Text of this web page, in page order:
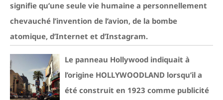
signifie qu’une seule vie humaine a personnellement
chevauché l’invention de l’avion, de la bombe
atomique, d’Internet et d’Instagram.
Le panneau Hollywood indiquait à
l’origine HOLLYWOODLAND lorsqu’il a
été construit en 1923 comme publicité